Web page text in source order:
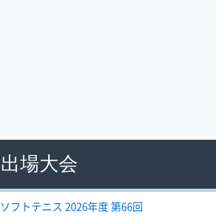
出場大会
ソフトテニス 2026年度 第66回